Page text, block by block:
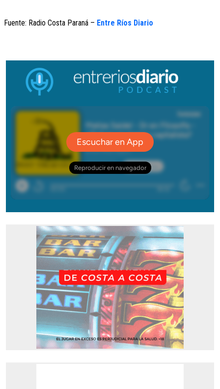
Fuente: Radio Costa Paraná – Entre Ríos Diario